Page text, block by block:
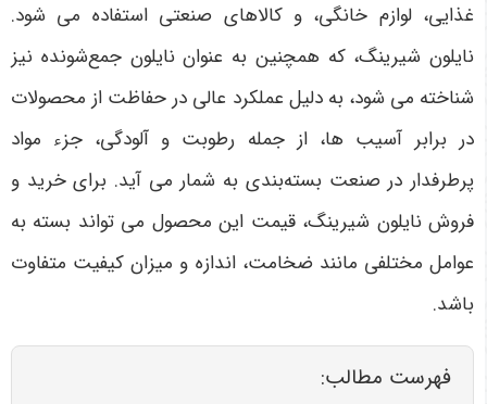
غذایی، لوازم خانگی، و کالاهای صنعتی استفاده می شود.
نایلون شیرینگ، که همچنین به عنوان نایلون جمع‌شونده نیز
شناخته می شود، به دلیل عملکرد عالی در حفاظت از محصولات
در برابر آسیب ها، از جمله رطوبت و آلودگی، جزء مواد
پرطرفدار در صنعت بسته‌بندی به شمار می آید. برای خرید و
فروش نایلون شیرینگ، قیمت این محصول می تواند بسته به
عوامل مختلفی مانند ضخامت، اندازه و میزان کیفیت متفاوت
باشد.
فهرست مطالب: